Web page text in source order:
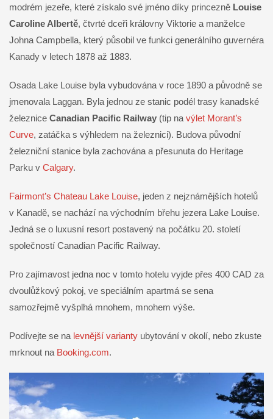
modrém jezeře, které získalo své jméno díky princezně Louise
Caroline Albertě, čtvrté dceři královny Viktorie a manželce
Johna Campbella, který působil ve funkci generálního guvernéra
Kanady v letech 1878 až 1883.
Osada Lake Louise byla vybudována v roce 1890 a původně se
jmenovala Laggan. Byla jednou ze stanic podél trasy kanadské
železnice Canadian Pacific Railway (tip na výlet Morant’s
Curve, zatáčka s výhledem na železnici). Budova původní
železniční stanice byla zachována a přesunuta do Heritage
Parku v Calgary.
Fairmont’s Chateau Lake Louise, jeden z nejznámějších hotelů
v Kanadě, se nachází na východním břehu jezera Lake Louise.
Jedná se o luxusní resort postavený na počátku 20. století
společností Canadian Pacific Railway.
Pro zajímavost jedna noc v tomto hotelu vyjde přes 400 CAD za
dvoulůžkový pokoj, ve speciálním apartmá se sena
samozřejmě vyšplhá mnohem, mnohem výše.
Podívejte se na levnější varianty ubytování v okolí, nebo zkuste
mrknout na Booking.com.